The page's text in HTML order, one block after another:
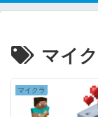
マイ
マイクラ